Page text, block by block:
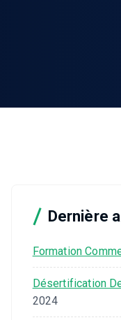
Dernière
Formation
Désertification
2024